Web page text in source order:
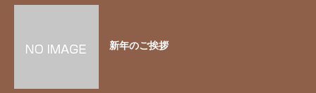
新年のご挨拶